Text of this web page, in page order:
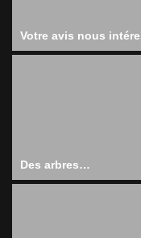
Votre avis nous
Des arbres…